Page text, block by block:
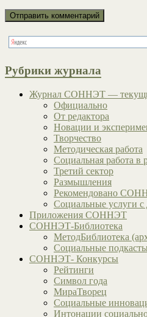
Рубрики журнала
Журнал СОННЭТ —
Официально
От редактора
Новации и
Творчество
Методическая работа
Социальная работа в
Третий сектор
Размышления
Рекомендовано
Социальные услуги
Приложения СОННЭТ
СОННЭТ-Библиотека
МетодБиблиотека
Социальные подкасты
СОННЭТ- Конкурсы
Рейтинги
Символ года
МираТворец
Социальные
Интонации